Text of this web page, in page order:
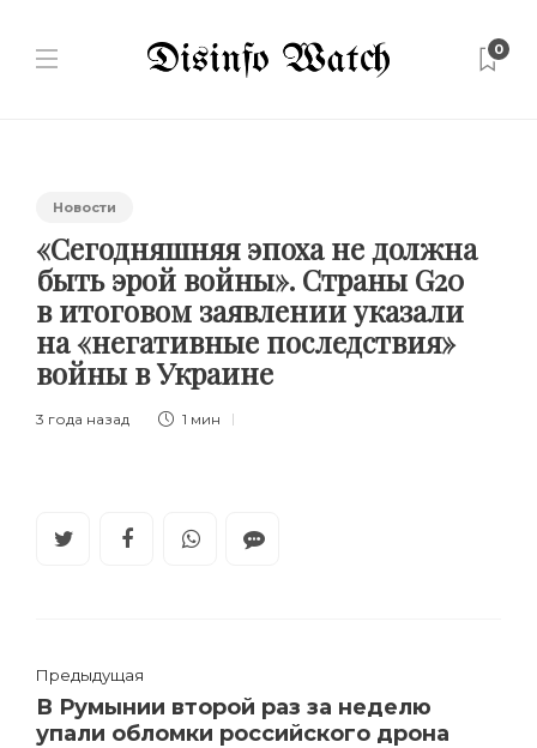
0
Новости
«Сегодняшняя эпоха не должна
быть эрой войны». Страны G20
в итоговом заявлении указали
на «негативные последствия»
войны в Украине
3 года назад 1 мин
Предыдущая
В Румынии второй раз за неделю
упали обломки российского дрона